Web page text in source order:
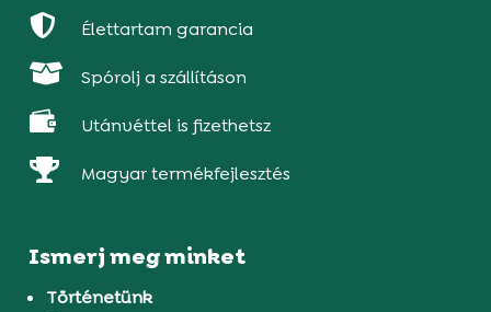
 Élettartam garancia
 Spórolj a szállításon
 Utánvéttel is fizethetsz
 Magyar termékfejlesztés
Ismerj meg minket
Történetünk